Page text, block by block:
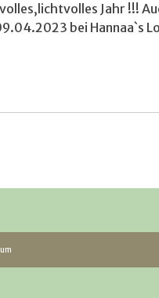
Jahr !!!
bei Hannaa`s